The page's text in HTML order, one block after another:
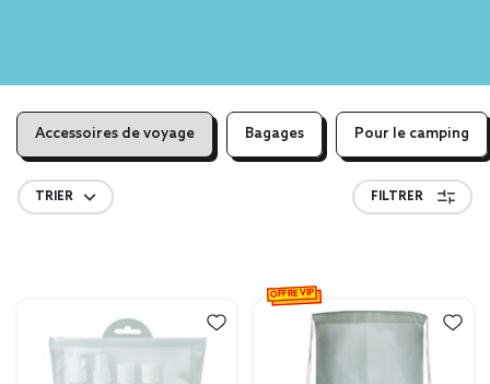
Accessoires de voyage Bagages Pour le camping
TRIER FILTRER
OFFRE VIP